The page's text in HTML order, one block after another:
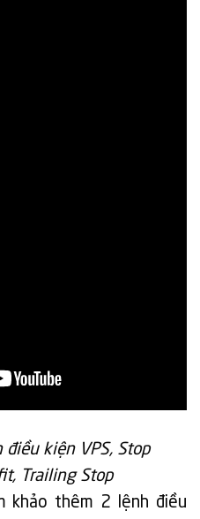
kiện VPS, Stop
Trailing Stop
khảo thêm 2 lệnh điều